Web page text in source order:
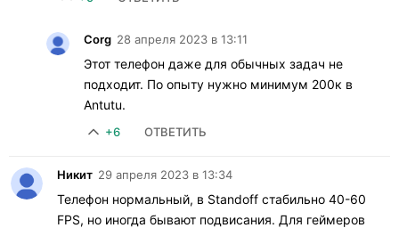
Corg 28 апреля 2023 в 13:11
Этот телефон даже для обычных задач не
подходит. По опыту нужно минимум 200к в
Antutu.
+6 ОТВЕТИТЬ
Никит 29 апреля 2023 в 13:34
Телефон нормальный, в Standoff стабильно 40-60
FPS, но иногда бывают подвисания. Для геймеров